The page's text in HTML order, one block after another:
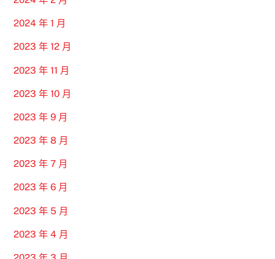
2024 年 1 月
2023 年 12 月
2023 年 11 月
2023 年 10 月
2023 年 9 月
2023 年 8 月
2023 年 7 月
2023 年 6 月
2023 年 5 月
2023 年 4 月